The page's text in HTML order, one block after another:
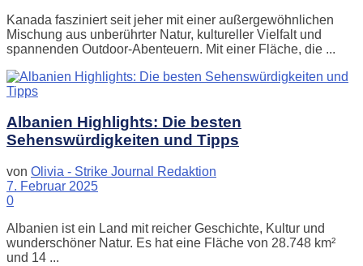
Kanada fasziniert seit jeher mit einer außergewöhnlichen
Mischung aus unberührter Natur, kultureller Vielfalt und
spannenden Outdoor-Abenteuern. Mit einer Fläche, die ...
Albanien Highlights: Die besten
Sehenswürdigkeiten und Tipps
von Olivia - Strike Journal Redaktion
7. Februar 2025
0
Albanien ist ein Land mit reicher Geschichte, Kultur und
wunderschöner Natur. Es hat eine Fläche von 28.748 km²
und 14 ...